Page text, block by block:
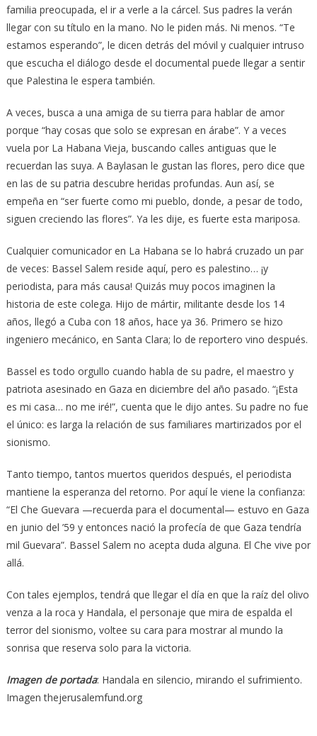
familia preocupada, el ir a verle a la cárcel. Sus padres la verán
llegar con su título en la mano. No le piden más. Ni menos. “Te
estamos esperando”, le dicen detrás del móvil y cualquier intruso
que escucha el diálogo desde el documental puede llegar a sentir
que Palestina le espera también.
A veces, busca a una amiga de su tierra para hablar de amor
porque “hay cosas que solo se expresan en árabe”. Y a veces
vuela por La Habana Vieja, buscando calles antiguas que le
recuerdan las suya. A Baylasan le gustan las flores, pero dice que
en las de su patria descubre heridas profundas. Aun así, se
empeña en “ser fuerte como mi pueblo, donde, a pesar de todo,
siguen creciendo las flores”. Ya les dije, es fuerte esta mariposa.
Cualquier comunicador en La Habana se lo habrá cruzado un par
de veces: Bassel Salem reside aquí, pero es palestino… ¡y
periodista, para más causa! Quizás muy pocos imaginen la
historia de este colega. Hijo de mártir, militante desde los 14
años, llegó a Cuba con 18 años, hace ya 36. Primero se hizo
ingeniero mecánico, en Santa Clara; lo de reportero vino después.
Bassel es todo orgullo cuando habla de su padre, el maestro y
patriota asesinado en Gaza en diciembre del año pasado. “¡Esta
es mi casa… no me iré!”, cuenta que le dijo antes. Su padre no fue
el único: es larga la relación de sus familiares martirizados por el
sionismo.
Tanto tiempo, tantos muertos queridos después, el periodista
mantiene la esperanza del retorno. Por aquí le viene la confianza:
“El Che Guevara —recuerda para el documental— estuvo en Gaza
en junio del ’59 y entonces nació la profecía de que Gaza tendría
mil Guevara”. Bassel Salem no acepta duda alguna. El Che vive por
allá.
Con tales ejemplos, tendrá que llegar el día en que la raíz del olivo
venza a la roca y Handala, el personaje que mira de espalda el
terror del sionismo, voltee su cara para mostrar al mundo la
sonrisa que reserva solo para la victoria.
Imagen de portada: Handala en silencio, mirando el sufrimiento.
Imagen thejerusalemfund.org